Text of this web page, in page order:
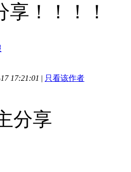
享！！！！
17:21:01 | 只看该作者
分享